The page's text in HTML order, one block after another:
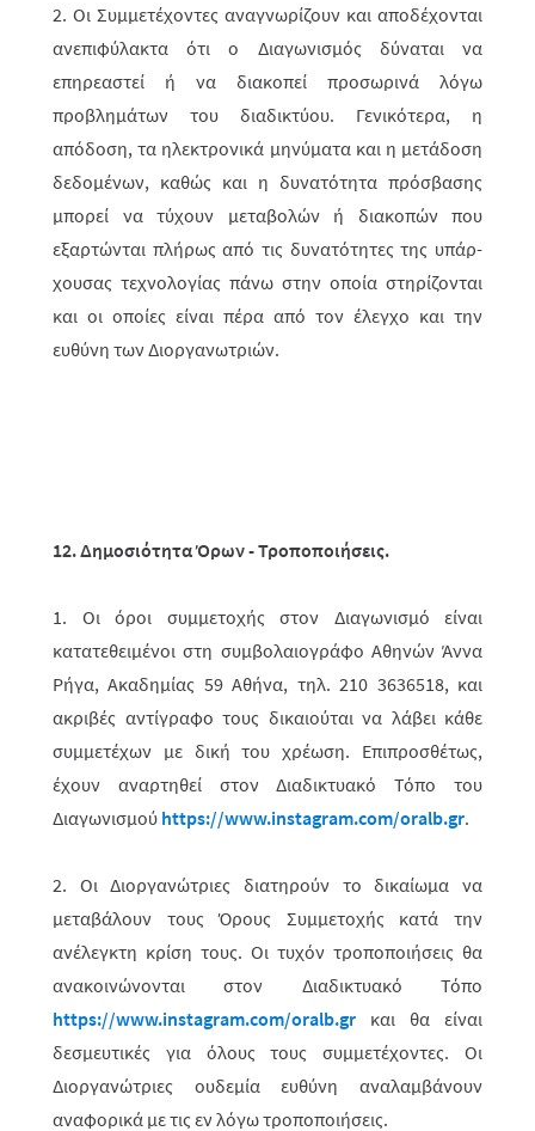
2. Οι Συμμετέχοντες αναγνωρίζουν και αποδέχονται
ανεπιφύλακτα ότι ο Διαγω­νισμός δύναται να
επηρεαστεί ή να διακοπεί προσωρινά λόγω
προβλημάτων του διαδικτύου. Γενικότερα, η
απόδοση, τα ηλεκτρονικά μηνύματα και η μετά­δο­ση
δεδομένων, καθώς και η δυνατότητα πρόσβασης
μπορεί να τύχουν μετα­βολών ή διακοπών που
εξαρτώνται πλήρως από τις δυνατότητες της υπάρ­
χου­σας τεχνολογίας πάνω στην οποία στηρίζονται
και οι οποίες είναι πέρα από τον έλεγχο και την
ευθύνη των Διοργανωτριών.
12. Δημοσιότητα Όρων - Τροποποιήσεις.
1. Οι όροι συμμετοχής στον Διαγωνισμό είναι
κατατεθειμένοι στη συμβολαιο­γρά­φο Αθηνών Άννα
Ρήγα, Ακαδημίας 59 Αθήνα, τηλ. 210 3636518, και
ακρι­βές αντίγραφο τους δικαιούται να λάβει κάθε
συμμετέχων με δική του χρέωση. Επιπροσθέτως,
έχουν αναρτηθεί στον Διαδικτυακό Τόπο του
Διαγωνισμού https://www.instagram.com/oralb.gr.
2. Οι Διοργανώτριες διατηρούν το δικαίωμα να
μεταβάλουν τους Όρους Συμ­με­το­χής κατά την
ανέλεγκτη κρίση τους. Οι τυχόν τροπο­ποιήσεις θα
ανακοινώ­νο­νται στον Διαδικτυακό Τόπο
https://www.instagram.com/oralb.gr και θα είναι
δεσμευτικές για όλους τους συμμετέχοντες. Οι
Διοργανώ­τριες ουδεμία ευθύνη αναλαμβάνουν
αναφορικά με τις εν λόγω τροποποιήσεις.